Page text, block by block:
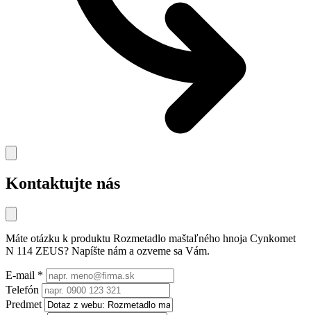
Kontaktujte nás
Máte otázku k produktu Rozmetadlo maštaľného hnoja Cynkomet
N 114 ZEUS? Napíšte nám a ozveme sa Vám.
E-mail *
Telefón
Predmet